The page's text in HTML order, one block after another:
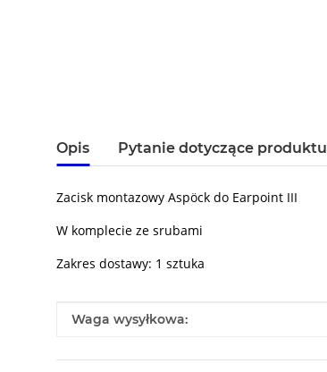
Opis Pytanie dotyczące produktu
Zacisk montazowy Aspöck do Earpoint III
W komplecie ze srubami
Zakres dostawy: 1 sztuka
#productDetails.itemInformation#
#productDetails.itemValue#
Waga wysyłkowa: